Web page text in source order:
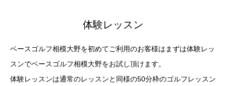
体験レッスン
ベースゴルフ相模大野を初めてご利用のお客様はまずは体験レッ
スンでベースゴルフ相模大野をお試し頂けます。
体験レッスンは通常のレッスンと同様の50分枠のゴルフレッスン